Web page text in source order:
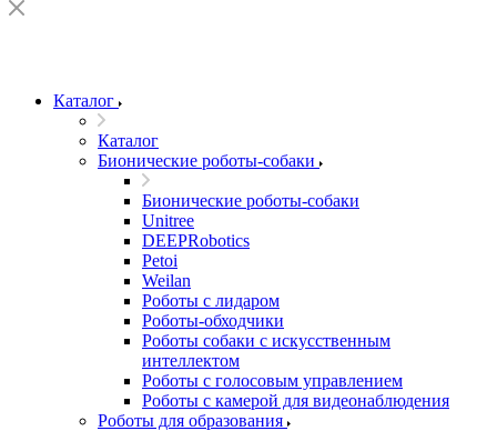
Каталог
Каталог
Бионические роботы-собаки
Бионические роботы-собаки
Unitree
DEEPRobotics
Petoi
Weilan
Роботы с лидаром
Роботы-обходчики
Роботы собаки с искусственным
интеллектом
Роботы с голосовым управлением
Роботы с камерой для видеонаблюдения
Роботы для образования